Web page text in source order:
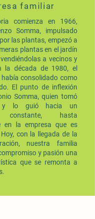
familiar
comienza en 1966,
Somma, impulsado
las plantas, empezó a
plantas en el jardín
a vecinos y
la década de 1980, el
consolidado como
El punto de inflexión
Somma, quien tomó
y lo guió hacia un
constante, hasta
en la empresa que es
con la llegada de la
nuestra familia
y pasión una
que se remonta a